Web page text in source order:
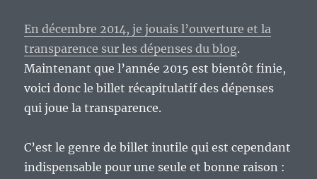
En décembre 2014, je jouais l’ouverture et la
transparence sur les dépenses du blog.
Maintenant que l’année 2015 est bientôt finie,
voici donc le billet récapitulatif des dépenses
qui joue la transparence.
C’est le genre de billet inutile qui est cependant
indispensable pour une seule et bonne raison :